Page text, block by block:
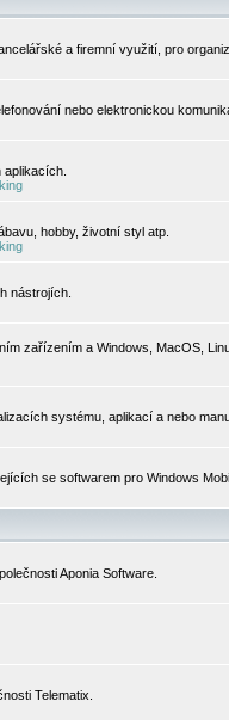
a firemní využití, pro
nebo elektronickou
hobby, životní styl atp.
nástrojích.
zařízením a Windows, MacOS,
systému, aplikací a nebo
se softwarem pro Windows
Aponia Software.
Telematix.